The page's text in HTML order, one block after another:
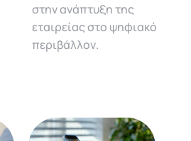
στην ανάπτυξη της
εταιρείας στο ψηφιακό
περιβάλλον.